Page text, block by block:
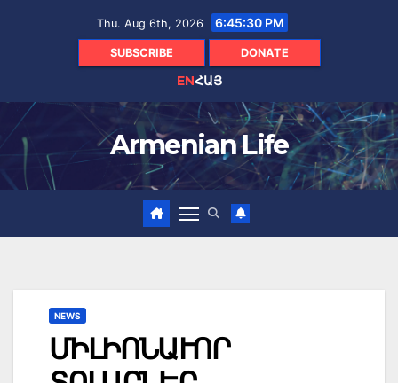
Thu. Aug 6th, 2026 6:45:31 PM
SUBSCRIBE DONATE
ENՀԱՅ
Armenian Life
NEWS
ՄԻԼԻՈՆԱՒՈՐ